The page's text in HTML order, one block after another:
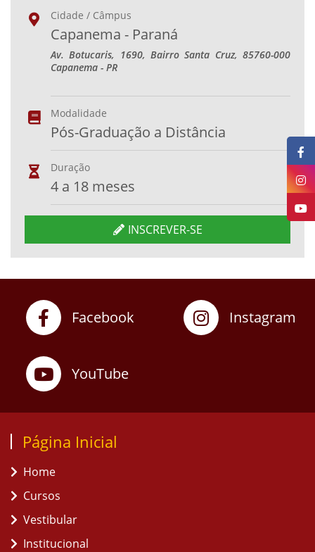
Cidade / Câmpus
Capanema - Paraná
Av. Botucaris, 1690, Bairro Santa Cruz, 85760-000
Capanema - PR
Modalidade
Pós-Graduação a Distância
Duração
4 a 18 meses
INSCREVER-SE
Facebook Instagram
YouTube
Página Inicial
Home
Cursos
Vestibular
Institucional